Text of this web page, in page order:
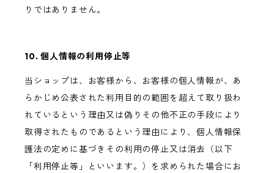
りではありません。
10. 個人情報の利用停止等
当ショップは、お客様から、お客様の個人情報が、あ
らかじめ公表された利用目的の範囲を超えて取り扱わ
れているという理由又は偽りその他不正の手段により
取得されたものであるという理由により、個人情報保
護法の定めに基づきその利用の停止又は消去（以下
「利用停止等」といいます。）を求められた場合にお